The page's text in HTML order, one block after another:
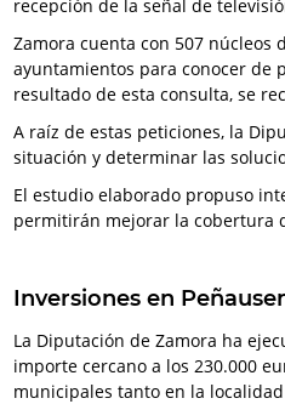
recepción de la señal de
Zamora cuenta con 507
ayuntamientos para conocer de
resultado de esta consulta, se
A raíz de estas peticiones, la
situación y determinar las
El estudio elaborado propuso
permitirán mejorar la cobertura
Inversiones en
La Diputación de Zamora ha
importe cercano a los 230.000
municipales tanto en la